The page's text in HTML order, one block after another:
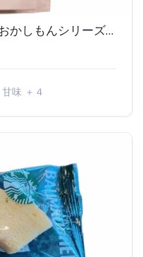
しっとりレーズンサンド（おかしもんシリーズ）｜3COINS（スリーコインズ/スリコ）
甘味 ＋４